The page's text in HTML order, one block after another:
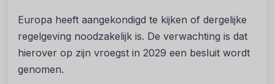
Europa heeft aangekondigd te kijken of dergelijke
regelgeving noodzakelijk is. De verwachting is dat
hierover op zijn vroegst in 2029 een besluit wordt
genomen.